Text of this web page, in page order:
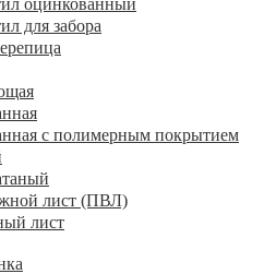
для забора
с полимерным покрытием
лист (ПВЛ)
лист